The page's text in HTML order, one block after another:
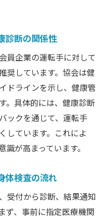
い健康管理術
健康管理と身体検査
転のリスクを低減
べき健康維持の方法
両立を図るコツ
フォローアップ法
査のポイント
助成金と身体検査活
診断の関係性
員企業の運転手に対して
奨しています。協会は健
ドラインを示し、健康管
。具体的には、健康診断
ックを通じて、運転手
しています。これによ
が高まっています。
体検査の流れ
受付から診断、結果通知
ず、事前に指定医療機関